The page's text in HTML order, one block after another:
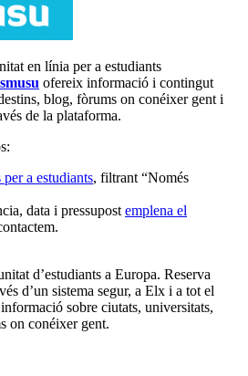
en línia per a estudiants
ofereix informació i contingut
blog, fòrums on conéixer gent i
de la plataforma.
per a estudiants, filtrant “Només
data i pressupost emplena el
d’estudiants a Europa. Reserva
d’un sistema segur, a Elx i a tot el
sobre ciutats, universitats,
on conéixer gent.